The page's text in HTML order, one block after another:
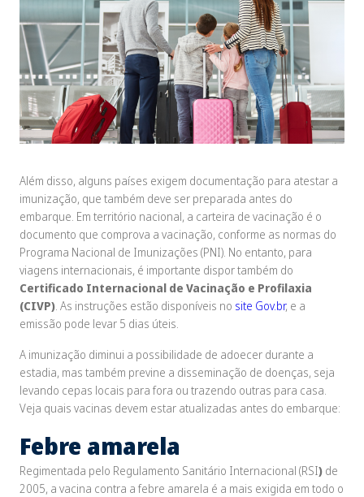
Além disso, alguns países exigem documentação para atestar a
imunização, que também deve ser preparada antes do
embarque. Em território nacional, a carteira de vacinação é o
documento que comprova a vacinação, conforme as normas do
Programa Nacional de Imunizações (PNI). No entanto, para
viagens internacionais, é importante dispor também do
Certificado Internacional de Vacinação e Profilaxia
(CIVP). As instruções estão disponíveis no site Gov.br, e a
emissão pode levar 5 dias úteis.
A imunização diminui a possibilidade de adoecer durante a
estadia, mas também previne a disseminação de doenças, seja
levando cepas locais para fora ou trazendo outras para casa.
Veja quais vacinas devem estar atualizadas antes do embarque:
Febre amarela
Regimentada pelo Regulamento Sanitário Internacional (RSI) de
2005, a vacina contra a febre amarela é a mais exigida em todo o